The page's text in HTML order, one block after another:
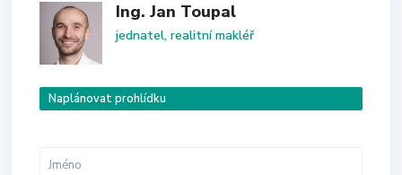
Ing. Jan Toupal
jednatel, realitní makléř
Naplánovat prohlídku